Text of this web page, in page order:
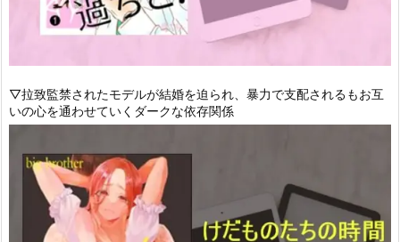
▽拉致監禁されたモデルが結婚を迫られ、暴力で支配されるもお互
いの心を通わせていくダークな依存関係